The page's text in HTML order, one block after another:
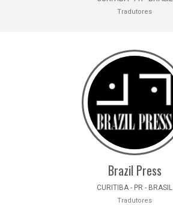
Tradutores
Brazil Press
CURITIBA - PR - BRASIL
Tradutores